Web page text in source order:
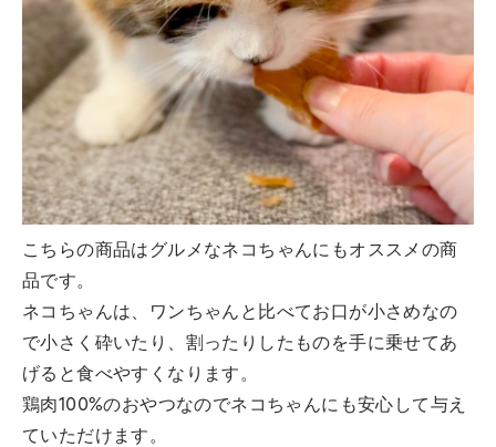
こちらの商品はグルメなネコちゃんにもオススメの商
品です。
ネコちゃんは、ワンちゃんと比べてお口が小さめなの
で小さく砕いたり、割ったりしたものを手に乗せてあ
げると食べやすくなります。
鶏肉100%のおやつなのでネコちゃんにも安心して与え
ていただけます。